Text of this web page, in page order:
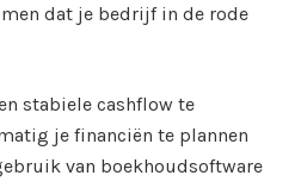
dat je bedrijf in de rode
stabiele cashflow te
je financiën te plannen
van boekhoudsoftware